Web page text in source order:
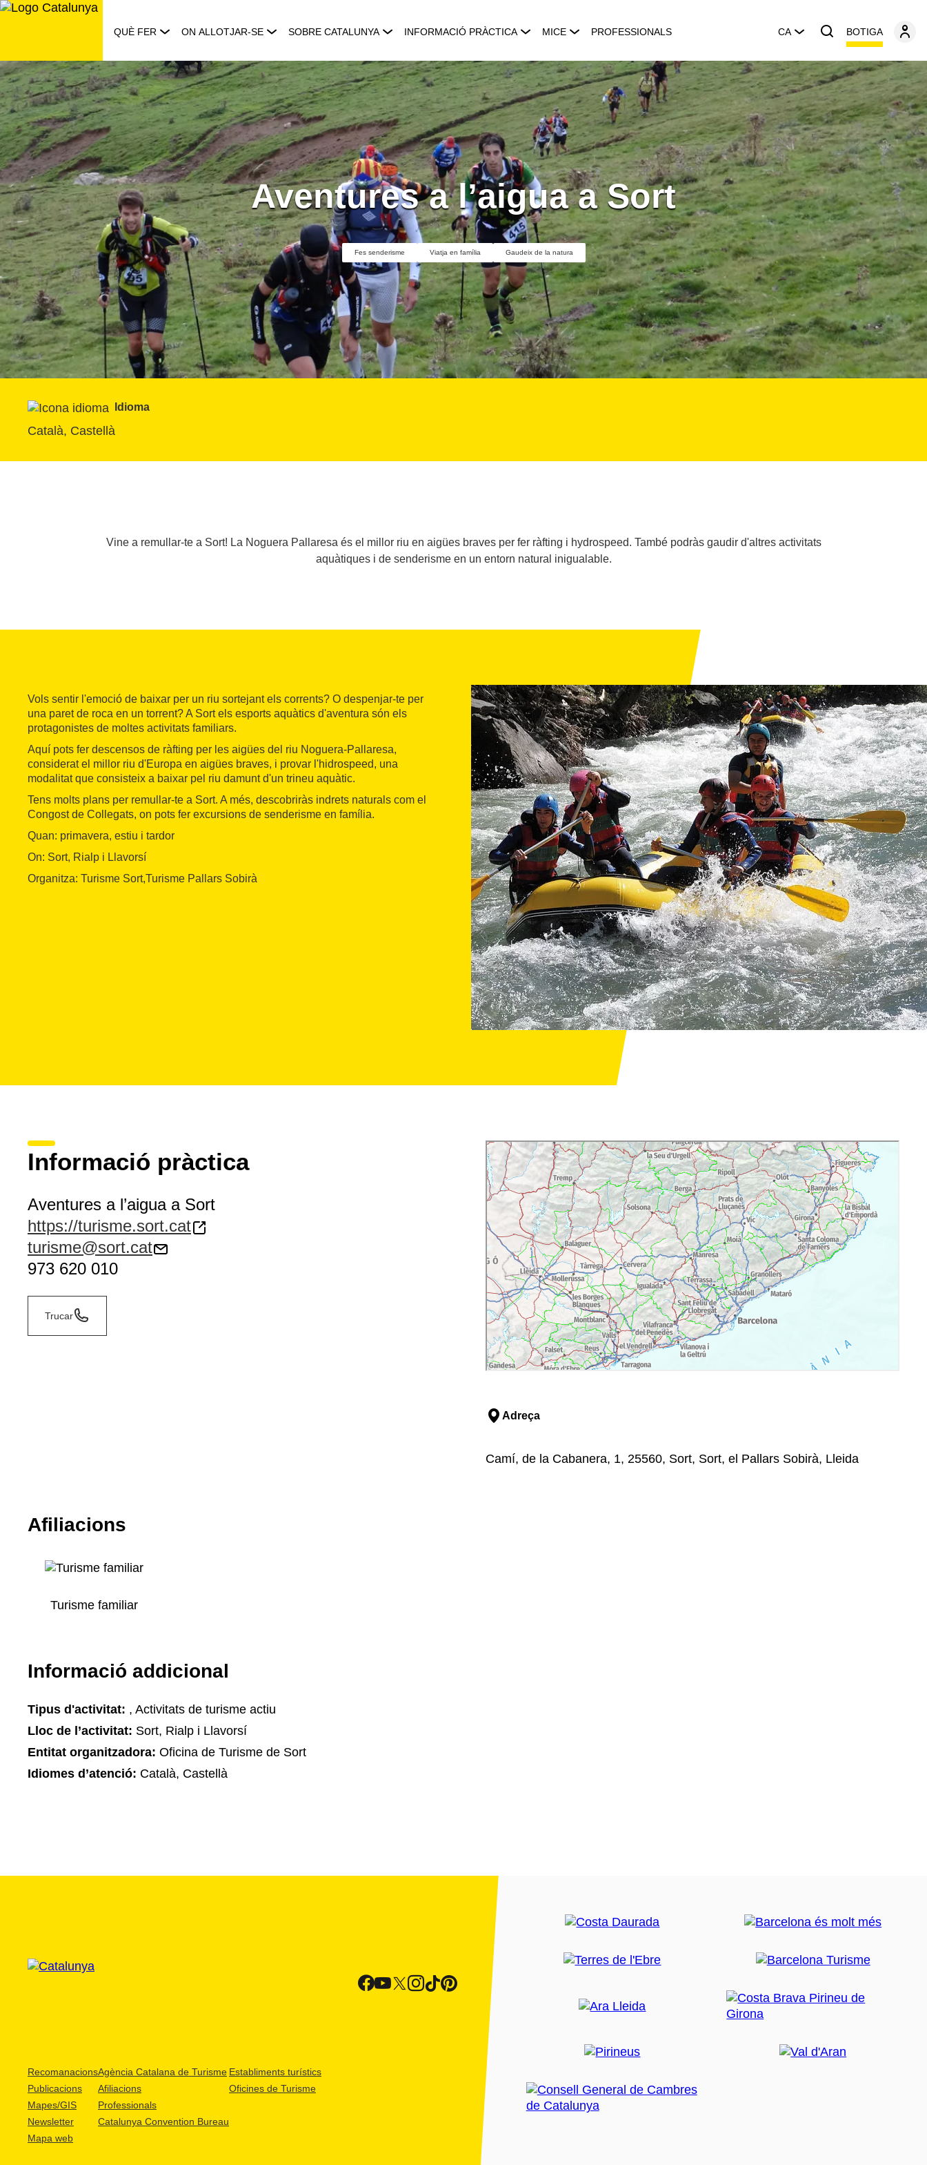
Saltar
QUÈ FER ON ALLOTJAR-SE SOBRE CATALUNYA INFORMACIÓ PRÀCTICA MICE PROFESSIONALS CA BOTIGA
Aventures a l’aigua a Sort
Fes senderisme Viatja en família Gaudeix de la natura
Idioma
Català, Castellà
Vine a remullar-te a Sort! La Noguera Pallaresa és el millor riu en aigües braves per fer ràfting i hydrospeed. També podràs gaudir d'altres activitats
aquàtiques i de senderisme en un entorn natural inigualable.
Vols sentir l'emoció de baixar per un riu sortejant els corrents? O despenjar-te per
una paret de roca en un torrent? A Sort els esports aquàtics d'aventura són els
protagonistes de moltes activitats familiars.
Aquí pots fer descensos de ràfting per les aigües del riu Noguera-Pallaresa,
considerat el millor riu d'Europa en aigües braves, i provar l'hidrospeed, una
modalitat que consisteix a baixar pel riu damunt d'un trineu aquàtic.
Tens molts plans per remullar-te a Sort. A més, descobriràs indrets naturals com el
Congost de Collegats, on pots fer excursions de senderisme en família.
Quan: primavera, estiu i tardor
On: Sort, Rialp i Llavorsí
Organitza: Turisme Sort,Turisme Pallars Sobirà
Informació pràctica
Aventures a l’aigua a Sort
https://turisme.sort.cat
turisme@sort.cat
973 620 010
Trucar
Adreça
Camí, de la Cabanera, 1, 25560, Sort, Sort, el Pallars Sobirà, Lleida
Afiliacions
Turisme familiar
Informació addicional
Tipus d'activitat: , Activitats de turisme actiu
Lloc de l’activitat: Sort, Rialp i Llavorsí
Entitat organitzadora: Oficina de Turisme de Sort
Idiomes d’atenció: Català, Castellà
Recomanacions
Publicacions
Mapes/GIS
Newsletter
Mapa web
Agència Catalana de Turisme
Afiliacions
Professionals
Catalunya Convention Bureau
Establiments turístics
Oficines de Turisme